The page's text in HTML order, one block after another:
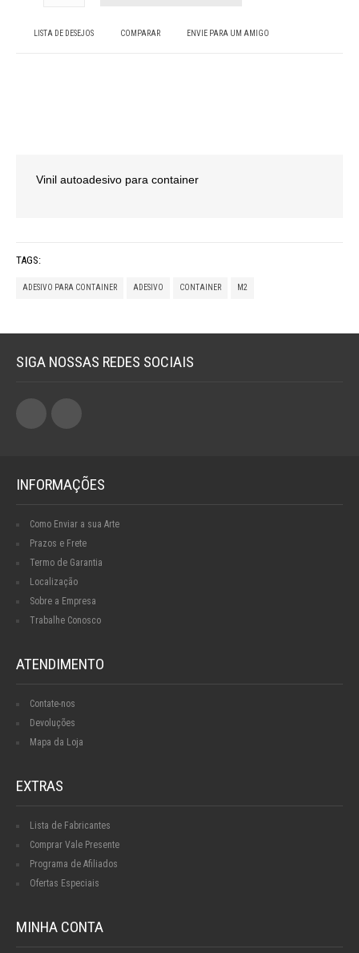
LISTA DE DESEJOS COMPARAR ENVIE PARA UM AMIGO
Vinil autoadesivo para container
TAGS:
ADESIVO PARA CONTAINER ADESIVO CONTAINER M2
SIGA NOSSAS REDES SOCIAIS
INFORMAÇÕES
Como Enviar a sua Arte
Prazos e Frete
Termo de Garantia
Localização
Sobre a Empresa
Trabalhe Conosco
ATENDIMENTO
Contate-nos
Devoluções
Mapa da Loja
EXTRAS
Lista de Fabricantes
Comprar Vale Presente
Programa de Afiliados
Ofertas Especiais
MINHA CONTA